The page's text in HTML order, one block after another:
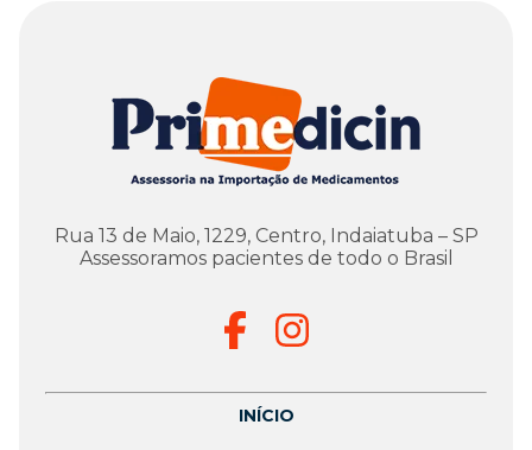
Rua 13 de Maio, 1229, Centro, Indaiatuba – SP
Assessoramos pacientes de todo o Brasil
INÍCIO